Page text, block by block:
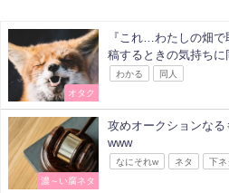
オタク
『これ…わたしの畑
稿するときの気持ちに
わかる 同人
濃～い腐ネタ
攻めオークションな
www
なにそれw ネタ 下ネ